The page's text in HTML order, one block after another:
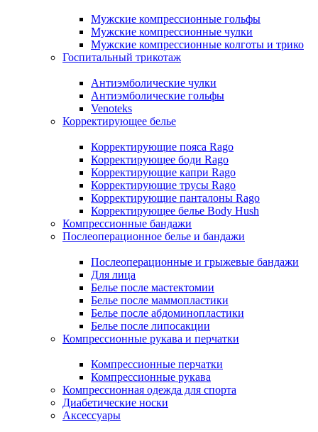
Мужские компрессионные гольфы
Мужские компрессионные чулки
Мужские компрессионные колготы и трико
Госпитальный трикотаж
Антиэмболические чулки
Антиэмболические гольфы
Venoteks
Корректирующее белье
Корректирующие пояса Rago
Корректирующее боди Rago
Корректирующие капри Rago
Корректирующие трусы Rago
Корректирующие панталоны Rago
Корректирующее белье Body Hush
Компрессионные бандажи
Послеоперационное белье и бандажи
Послеоперационные и грыжевые бандажи
Для лица
Белье после мастектомии
Белье после маммопластики
Белье после абдоминопластики
Белье после липосакции
Компрессионные рукава и перчатки
Компрессионные перчатки
Компрессионные рукава
Компрессионная одежда для спорта
Диабетические носки
Аксессуары